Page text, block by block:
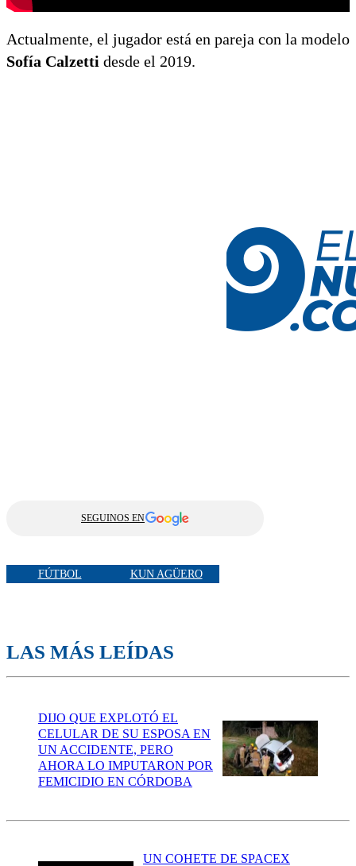
Actualmente, el jugador está en pareja con la modelo
Sofía Calzetti desde el 2019.
SEGUINOS EN
FÚTBOL KUN AGÜERO
LAS MÁS LEÍDAS
DIJO QUE EXPLOTÓ EL
CELULAR DE SU ESPOSA EN
UN ACCIDENTE, PERO
AHORA LO IMPUTARON POR
FEMICIDIO EN CÓRDOBA
UN COHETE DE SPACEX